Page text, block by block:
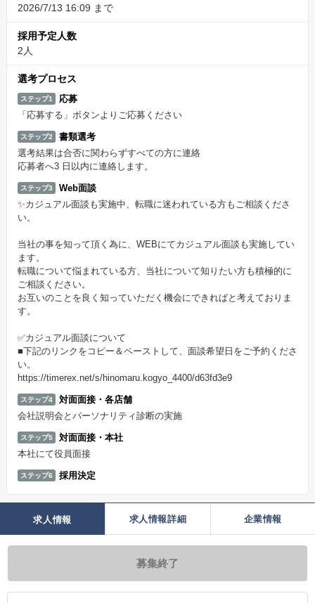
2026/7/13 16:09 まで
採用予定人数
2人
選考プロセス
ステップ1
応募
「応募する」ボタンよりご応募ください
ステップ2
書類選考
選考結果は合否に関わらずすべての方に連絡
応募者へ3 日以内に連絡します。
ステップ3
Web面談
✨カジュアル面談も実施中、転職に迷われている方もご相談くださ
い。
当社の事を知って頂く為に、WEBにてカジュアル面談も実施してい
ます。
転職について悩まれている方、当社について知りたい方も積極的に
ご相談ください。
お互いのことを良く知っていただく機会にできればと考えておりま
す。
✅カジュアル面談について
■下記のリンクをコピー＆ペーストして、面談希望日をご予約くださ
い。
https://timerex.net/s/hinomaru.kogyo_4400/d63fd3e9
ステップ4
対面面接・各店舗
会社説明会とパーソナリティ診断の実施
ステップ5
対面面接・本社
本社にて役員面接
ステップ6 採用決定
求人情報 求人情報詳細 企業情報
募集終了